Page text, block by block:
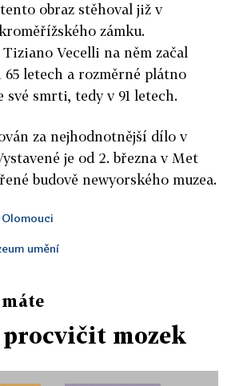
obraz stěhoval již v
zámku.
Vecelli na něm začal
65 letech a rozměrné plátno
své smrti, tedy v 91 letech.
za nejhodnotnější dílo v
je od 2. března v Met
budově newyorského muzea.
umění
procvičit mozek